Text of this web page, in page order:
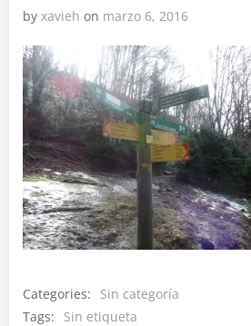
by xavieh on marzo 6, 2016
Categories:
Sin categoría
Tags:
Sin etiqueta